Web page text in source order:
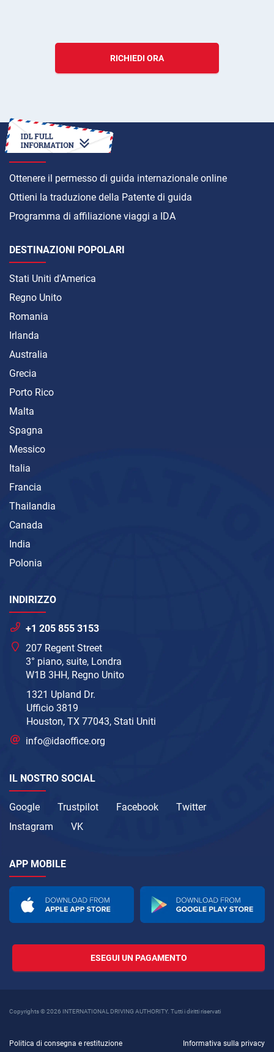
RICHIEDI ORA
COME
Ottenere il permesso di guida internazionale online
Ottieni la traduzione della Patente di guida
Programma di affiliazione viaggi a IDA
DESTINAZIONI POPOLARI
Stati Uniti d'America
Regno Unito
Romania
Irlanda
Australia
Grecia
Porto Rico
Malta
Spagna
Messico
Italia
Francia
Thailandia
Canada
India
Polonia
INDIRIZZO
+1 205 855 3153
207 Regent Street
3° piano, suite, Londra
W1B 3HH, Regno Unito
1321 Upland Dr.
Ufficio 3819
Houston, TX 77043, Stati Uniti
info@idaoffice.org
IL NOSTRO SOCIAL
Google Trustpilot Facebook
Twitter
Instagram
VK
APP MOBILE
ESEGUI UN PAGAMENTO
Copyrights © 2026 INTERNATIONAL DRIVING AUTHORITY. Tutti i diritti riservati
Politica di consegna e restituzione Informativa sulla privacy